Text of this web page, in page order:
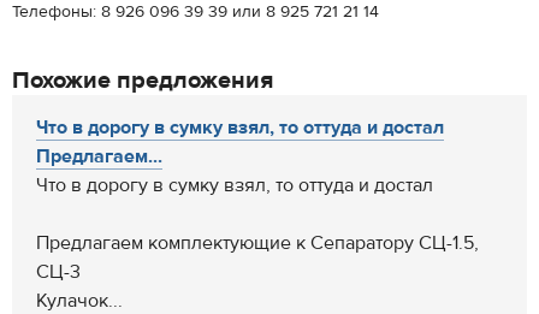
Телефоны: 8 926 096 39 39 или 8 925 721 21 14
Похожие предложения
Что в дорогу в сумку взял, то оттуда и достал
Предлагаем...
Что в дорогу в сумку взял, то оттуда и достал
Предлагаем комплектующие к Сепаратору СЦ-1.5,
СЦ-3
Кулачок...